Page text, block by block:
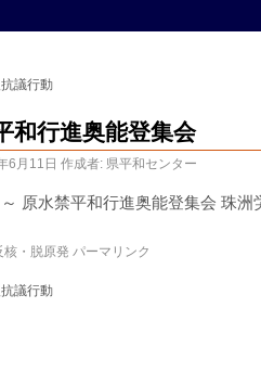
議行動
和行進奥能登集会
6月11日 作成者: 県平和センター
～ 原水禁平和行進奥能登集会 珠洲
核・脱原発 パーマリンク
議行動